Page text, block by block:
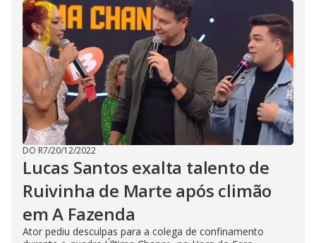
DO R7/20/12/2022
Lucas Santos exalta talento de
Ruivinha de Marte após climão
em A Fazenda
Ator pediu desculpas para a colega de confinamento